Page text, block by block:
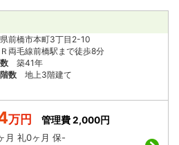
前橋市本町3丁目2-10
Ｒ両毛線前橋駅まで徒歩8分
築41年
数
地上3階建て
万円
管理費 2,000円
月 礼0ヶ月 保-